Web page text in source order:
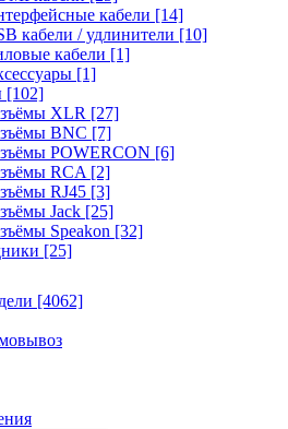
кабели [14]
кабели / удлинители [10]
кабели [1]
[1]
[102]
XLR [27]
BNC [7]
POWERCON [6]
RCA [2]
RJ45 [3]
Jack [25]
Speakon [32]
[25]
[4062]